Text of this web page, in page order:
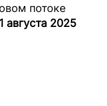
потоке
августа 2025